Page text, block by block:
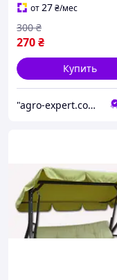
от27₴/мес
270₴
300 ₴
Купить
"agro-expert.com.ua": Ваш качественный урожай!